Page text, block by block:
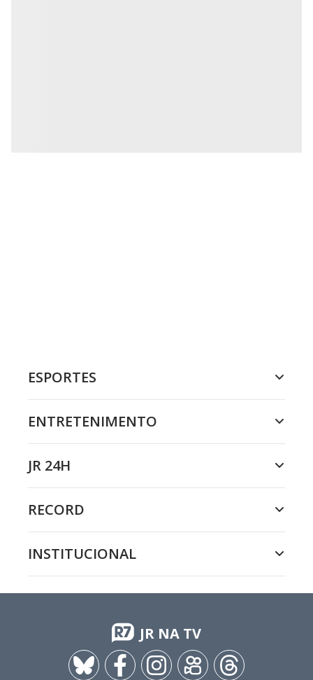
ESPORTES
ENTRETENIMENTO
JR 24H
RECORD
INSTITUCIONAL
JR NA TV